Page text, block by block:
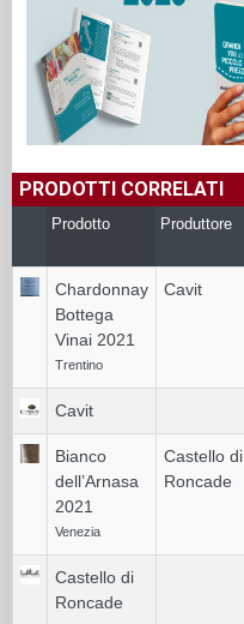
PRODOTTI CORRELATI
Prodotto Produttore
Chardonnay
Bottega
Vinai 2021
Trentino
Cavit
Cavit
Bianco
dell’Arnasa
2021
Venezia
Castello di
Roncade
Castello di
Roncade